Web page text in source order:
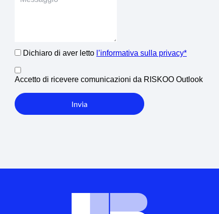
Dichiaro di aver letto l’informativa sulla privacy*
Accetto di ricevere comunicazioni da RISKOO Outlook
Invia